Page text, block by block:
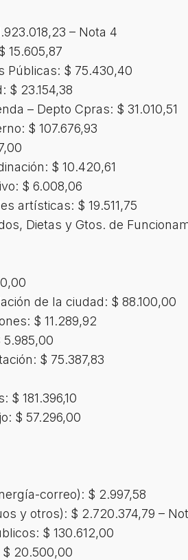
– Nota 4
15.605,87
Públicas: $ 75.430,40
$ 23.154,38
– Depto Cpras: $ 31.010,51
$ 107.676,93
$ 10.420,61
$ 6.008,06
artísticas: $ 19.511,75
Dietas y Gtos. de
de la ciudad: $ 88.100,00
$ 11.289,92
$ 75.387,83
181.396,10
$ 57.296,00
correo): $ 2.997,58
y otros): $ 2.720.374,79 –
$ 130.612,00
20.500,00